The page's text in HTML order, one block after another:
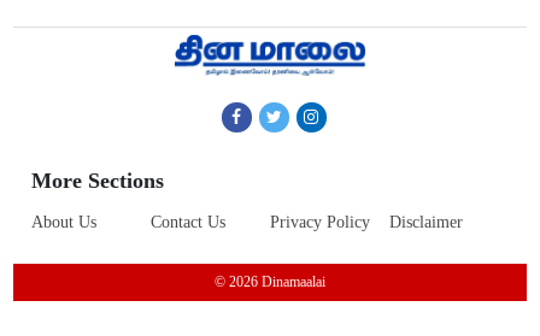
More Sections
About Us Contact Us Privacy Policy Disclaimer
© 2026 Dinamaalai